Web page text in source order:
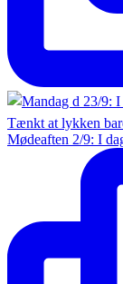
Mødeaften 2/9: I